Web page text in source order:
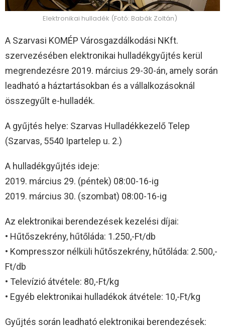
Elektronikai hulladék (Fotó: Babák Zoltán)
A Szarvasi KOMÉP Városgazdálkodási NKft.
szervezésében elektronikai hulladékgyűjtés kerül
megrendezésre 2019. március 29-30-án, amely során
leadható a háztartásokban és a vállalkozásoknál
összegyűlt e-hulladék.
A gyűjtés helye: Szarvas Hulladékkezelő Telep
(Szarvas, 5540 Ipartelep u. 2.)
A hulladékgyűjtés ideje:
2019. március 29. (péntek) 08:00-16-ig
2019. március 30. (szombat) 08:00-16-ig
Az elektronikai berendezések kezelési díjai:
• Hűtőszekrény, hűtőláda: 1.250,-Ft/db
• Kompresszor nélküli hűtőszekrény, hűtőláda: 2.500,-
Ft/db
• Televízió átvétele: 80,-Ft/kg
• Egyéb elektronikai hulladékok átvétele: 10,-Ft/kg
Gyűjtés során leadható elektronikai berendezések: